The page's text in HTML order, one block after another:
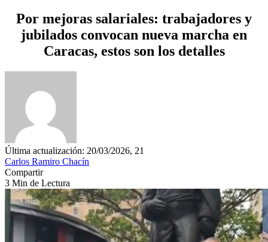
Por mejoras salariales: trabajadores y
jubilados convocan nueva marcha en
Caracas, estos son los detalles
Última actualización: 20/03/2026, 21
Carlos Ramiro Chacín
Compartir
3 Min de Lectura